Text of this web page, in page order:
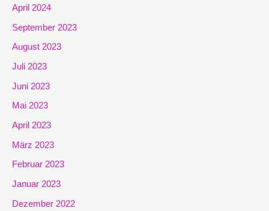
April 2024
September 2023
August 2023
Juli 2023
Juni 2023
Mai 2023
April 2023
März 2023
Februar 2023
Januar 2023
Dezember 2022